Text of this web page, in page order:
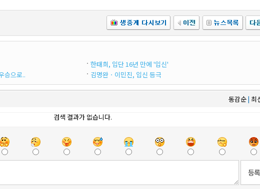
승으로..
한태희, 입단 16년 만에 '입신'
김명완ㆍ이민진, 입신 등극
동감순| 최
검색 결과가 없습니다.